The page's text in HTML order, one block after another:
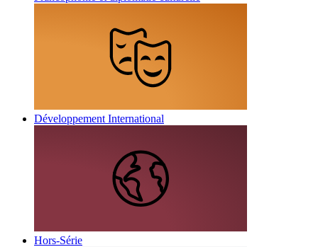
Développement International
Hors-Série